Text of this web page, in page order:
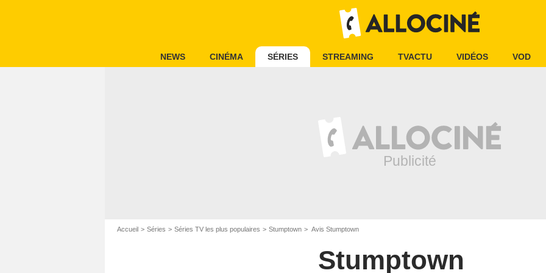
NEWS CINÉMA SÉRIES STREAMING TVACTU VIDÉOS VOD
Accueil Séries Séries TV les plus populaires Stumptown Avis Stumptown
Stumptown